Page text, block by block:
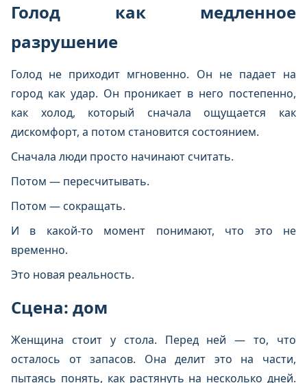
Голод как медленное
разрушение
Голод не приходит мгновенно. Он не падает на
город как удар. Он проникает в него постепенно,
как холод, который сначала ощущается как
дискомфорт, а потом становится состоянием.
Сначала люди просто начинают считать.
Потом — пересчитывать.
Потом — сокращать.
И в какой-то момент понимают, что это не
временно.
Это новая реальность.
Сцена: дом
Женщина стоит у стола. Перед ней — то, что
осталось от запасов. Она делит это на части,
пытаясь понять, как растянуть на несколько дней.